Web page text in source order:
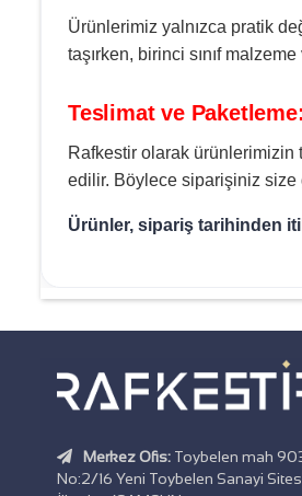
Ürünlerimiz yalnızca pratik
taşırken, birinci sınıf
Teslimat ve Paketleme:
Rafkestir olarak ürünlerimizin
edilir. Böylece siparişiniz size
Ürünler, sipariş tarihinden
Merkez Ofis: Toybelen mah
No:2/16 Yeni Toybelen Sanayi